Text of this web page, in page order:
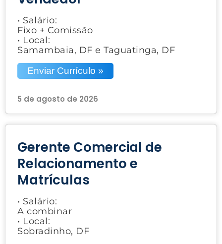
• Salário:
Fixo + Comissão
• Local:
Samambaia, DF e Taguatinga, DF
Enviar Currículo »
5 de agosto de 2026
Gerente Comercial de
Relacionamento e
Matrículas
• Salário:
A combinar
• Local:
Sobradinho, DF